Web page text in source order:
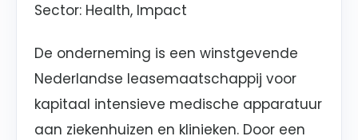
Sector: Health, Impact
De onderneming is een winstgevende
Nederlandse leasemaatschappij voor
kapitaal intensieve medische apparatuur
aan ziekenhuizen en klinieken. Door een